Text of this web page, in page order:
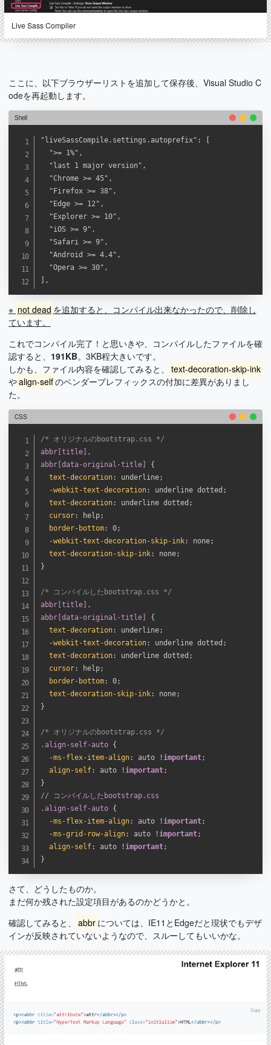
Live Sass Compiler
ここに、以下ブラウザーリストを追加して保存後、Visual Studio C
odeを再起動します。
Shell
"liveSassCompile.settings.autoprefix": [
],
※ not dead を追加すると、コンパイル出来なかったので、削除し
ています。
これでコンパイル完了！と思いきや、コンパイルしたファイルを確
認すると、 191KB。3KB程大きいです。
しかも、ファイル内容を確認してみると、
text-decoration-skip-ink
やalign-selfのベンダープレフィックスの付加に差異がありまし
た。
CSS
/* オリジナルのbootstrap.css */
abbr[title],
abbr[data-original-title]
{
text-decoration : underline ;
-webkit-text-decoration : underline dotted ;
text-decoration : underline dotted ;
cursor : help ;
border-bottom : 0 ;
-webkit-text-decoration-skip-ink : none ;
text-decoration-skip-ink : none ;
}
/* コンパイルしたbootstrap.css */
abbr[title],
abbr[data-original-title]
{
text-decoration : underline ;
-webkit-text-decoration : underline dotted ;
text-decoration : underline dotted ;
cursor : help ;
border-bottom : 0 ;
text-decoration-skip-ink : none ;
}
/* オリジナルのbootstrap.css */
.align-self-auto {
-ms-flex-item-align : auto !important ;
align-self : auto !important ;
}
// コンパイルしたbootstrap.css
.align-self-auto {
-ms-flex-item-align : auto !important ;
-ms-grid-row-align : auto !important ;
align-self : auto !important ;
}
さて、どうしたものか。
まだ何か残された設定項目があるのかどうかと。
確認してみると、
abbr については、IE11とEdgeだと現状でもデザ
インが反映されていないようなので、スルーしてもいいかな。